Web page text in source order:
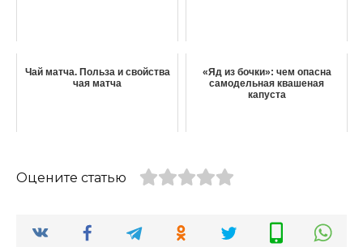
Чай матча. Польза и свойства
чая матча
«Яд из бочки»: чем опасна
самодельная квашеная
капуста
Оцените статью